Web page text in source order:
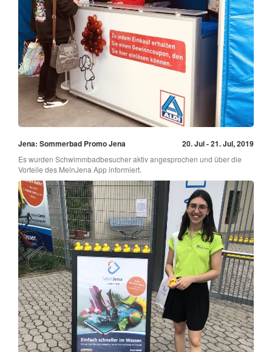
Jena: Sommerbad Promo Jena 20. Jul - 21. Jul, 2019
Es wurden Schwimmbadbesucher aktiv angesprochen und über die
Vorteile des MeinJena App informiert.